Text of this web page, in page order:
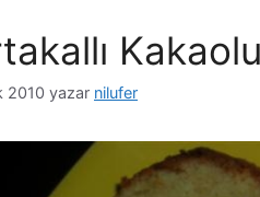
2010 yazar nilufer